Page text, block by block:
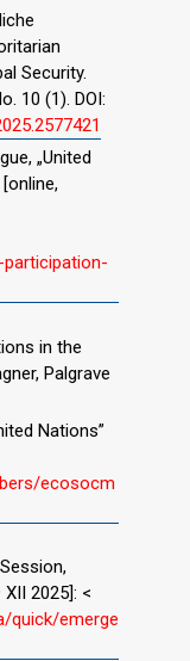
Security.
10 (1). DOI:
„United
in the
Palgrave
Nations”
ecosocm
2025]: <
quick/emerge